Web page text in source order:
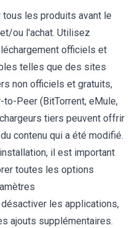
tous les produits avant le
ou l'achat. Utilisez
officiels et
telles que des sites
non officiels et gratuits,
Peer (BitTorrent, eMule,
tiers peuvent offrir
contenu qui a été modifié.
il est important
toutes les options
les applications,
ajouts supplémentaires.